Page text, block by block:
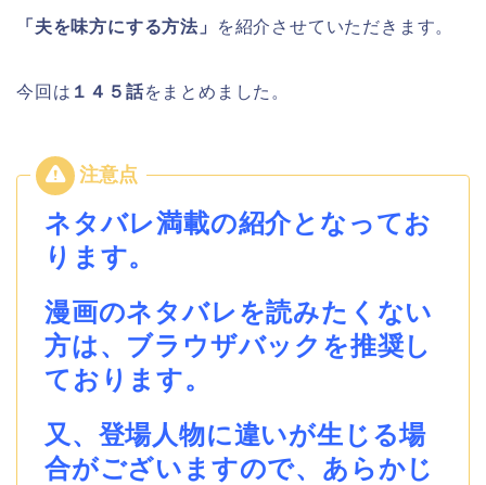
「夫を味方にする方法」 を紹介させていただきます。
今回は １４５ 話をまとめました。
ネタバレ満載の紹介となってお
ります。
漫画のネタバレを読みたくない
方は、ブラウザバックを推奨し
ております。
又、登場人物に違いが生じる場
合がございますので、あらかじ